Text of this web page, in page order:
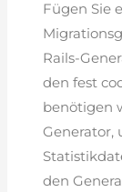
Fügen Sie
Rails-
den fest
benötigen
Generator,
den